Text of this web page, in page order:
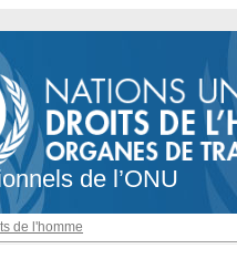
de l’ONU
de l'homme